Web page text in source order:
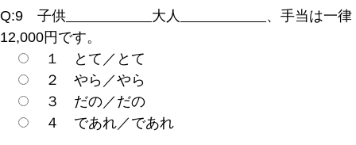
Q:9 子供 大人
、手当は一律
12,000円です。
１ とて／とて
２ やら／やら
３ だの／だの
４ であれ／であれ